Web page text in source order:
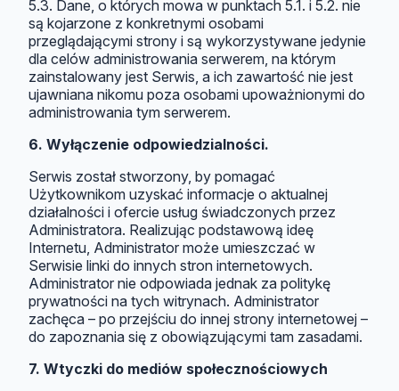
5.3. Dane, o których mowa w punktach 5.1. i 5.2. nie
są kojarzone z konkretnymi osobami
przeglądającymi strony i są wykorzystywane jedynie
dla celów administrowania serwerem, na którym
zainstalowany jest Serwis, a ich zawartość nie jest
ujawniana nikomu poza osobami upoważnionymi do
administrowania tym serwerem.
6. Wyłączenie odpowiedzialności.
Serwis został stworzony, by pomagać
Użytkownikom uzyskać informacje o aktualnej
działalności i ofercie usług świadczonych przez
Administratora. Realizując podstawową ideę
Internetu, Administrator może umieszczać w
Serwisie linki do innych stron internetowych.
Administrator nie odpowiada jednak za politykę
prywatności na tych witrynach. Administrator
zachęca – po przejściu do innej strony internetowej –
do zapoznania się z obowiązującymi tam zasadami.
7. Wtyczki do mediów społecznościowych